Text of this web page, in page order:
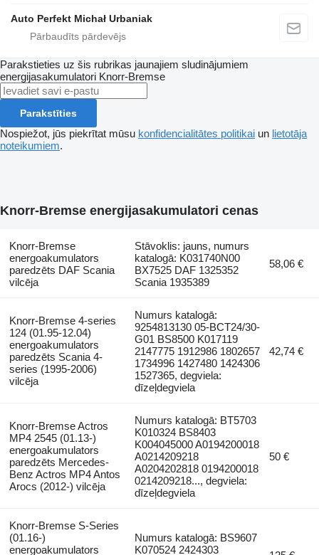
Auto Perfekt Michał Urbaniak
Parakstieties uz šis rubrikas jaunajiem sludinājumiem
energijasakumulatori Knorr-Bremse
Parakstīties
Nospiežot, jūs piekrītat mūsu konfidencialitātes politikai un lietotāja
noteikumiem.
Knorr-Bremse energijasakumulatori cenas
Knorr-Bremse
energoakumulators
paredzēts DAF Scania
vilcēja
Stāvoklis: jauns, numurs
katalogā: K031740N00
BX7525 DAF 1325352
Scania 1935389
58,06 €
Knorr-Bremse 4-series
124 (01.95-12.04)
energoakumulators
paredzēts Scania 4-
series (1995-2006)
vilcēja
Numurs katalogā:
9254813130 05-BCT24/30-
G01 BS8500 K017119
2147775 1912986 1802657
1734996 1427480 1424306
1527365, degviela:
dīzeļdegviela
42,74 €
Knorr-Bremse Actros
MP4 2545 (01.13-)
energoakumulators
paredzēts Mercedes-
Benz Actros MP4 Antos
Arocs (2012-) vilcēja
Numurs katalogā: BT5703
K010324 BS8403
K004045000 A0194200018
A0214209218
A0204202818 0194200018
0214209218..., degviela:
dīzeļdegviela
50 €
Knorr-Bremse S-Series
(01.16-)
energoakumulators
Numurs katalogā: BS9607
K070524 2424303